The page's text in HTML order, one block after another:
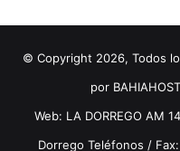
© Copyright 2026, Todos
por
Web: LA DORREGO AM
Dorrego Teléfonos /